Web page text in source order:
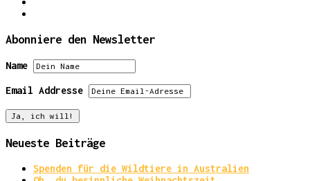
Abonniere den Newsletter
Name
Email Addresse
Neueste Beiträge
Spenden für die Wildtiere in Australien